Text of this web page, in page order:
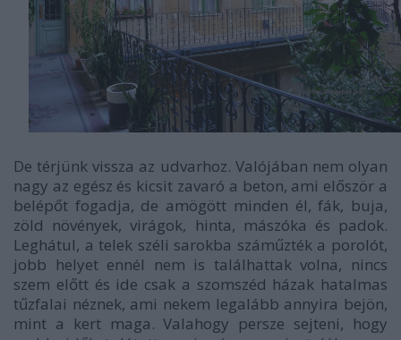
De térjünk vissza az udvarhoz. Valójában nem olyan
nagy az egész és kicsit zavaró a beton, ami először a
belépőt fogadja, de amögött minden él, fák, buja,
zöld növények, virágok, hinta, mászóka és padok.
Leghátul, a telek széli sarokba száműzték a porolót,
jobb helyet ennél nem is találhattak volna, nincs
szem előtt és ide csak a szomszéd házak hatalmas
tűzfalai néznek, ami nekem legalább annyira bejön,
mint a kert maga. Valahogy persze sejteni, hogy